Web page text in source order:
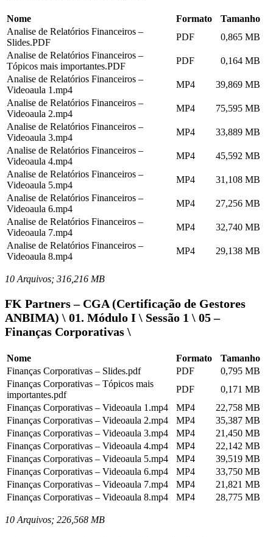
Nome Formato
Tamanho
Analise de Relatórios Financeiros –
Slides.PDF
PDF
0,865 MB
Analise de Relatórios Financeiros –
Tópicos mais importantes.PDF
PDF
0,164 MB
Analise de Relatórios Financeiros –
Videoaula 1.mp4
MP4
39,869 MB
Analise de Relatórios Financeiros –
Videoaula 2.mp4
MP4
75,595 MB
Analise de Relatórios Financeiros –
Videoaula 3.mp4
MP4
33,889 MB
Analise de Relatórios Financeiros –
Videoaula 4.mp4
MP4
45,592 MB
Analise de Relatórios Financeiros –
Videoaula 5.mp4
MP4
31,108 MB
Analise de Relatórios Financeiros –
Videoaula 6.mp4
MP4
27,256 MB
Analise de Relatórios Financeiros –
Videoaula 7.mp4
MP4
32,740 MB
Analise de Relatórios Financeiros –
Videoaula 8.mp4
MP4 29,138 MB
10 Arquivos; 316,216 MB
FK Partners – CGA (Certificação de Gestores
ANBIMA) \ 01. Módulo I \ Sessão 1 \ 05 –
Finanças Corporativas \
Nome Formato
Tamanho
Finanças Corporativas – Slides.pdf
PDF
0,795 MB
Finanças Corporativas – Tópicos mais
importantes.pdf
PDF
0,171 MB
Finanças Corporativas – Videoaula 1.mp4
MP4
22,758 MB
Finanças Corporativas – Videoaula 2.mp4
MP4
35,387 MB
Finanças Corporativas – Videoaula 3.mp4
MP4
21,450 MB
Finanças Corporativas – Videoaula 4.mp4
MP4
22,142 MB
Finanças Corporativas – Videoaula 5.mp4
MP4
39,519 MB
Finanças Corporativas – Videoaula 6.mp4
MP4
33,750 MB
Finanças Corporativas – Videoaula 7.mp4
MP4
21,821 MB
Finanças Corporativas – Videoaula 8.mp4
MP4 28,775 MB
10 Arquivos; 226,568 MB